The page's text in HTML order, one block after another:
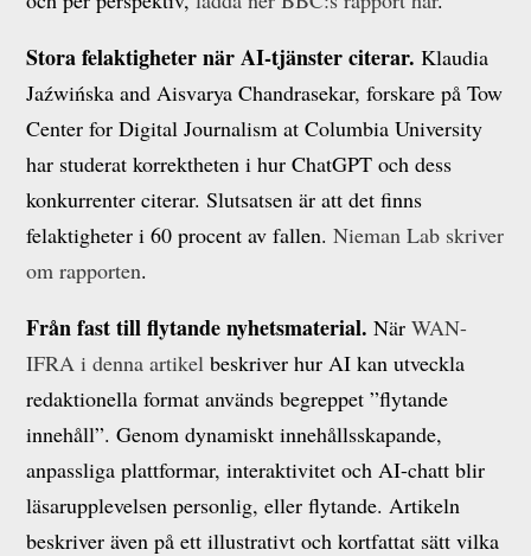
Stora felaktigheter när AI-tjänster citerar.Klaudia
Jaźwińska and Aisvarya Chandrasekar, forskare på Tow
Center for Digital Journalism at Columbia University
har studerat korrektheten i hur ChatGPT och dess
konkurrenter citerar. Slutsatsen är att det finns
felaktigheter i 60 procent av fallen.Nieman Lab skriver
om rapporten.
Från fast till flytande nyhetsmaterial.NärWAN-
IFRA i denna artikel beskriver hur AI kan utveckla
redaktionella format används begreppet ”flytande
innehåll”. Genom dynamiskt innehållsskapande,
anpassliga plattformar, interaktivitet och AI-chatt blir
läsarupplevelsen personlig, eller flytande. Artikeln
beskriver även på ett illustrativt och kortfattat sätt vilka